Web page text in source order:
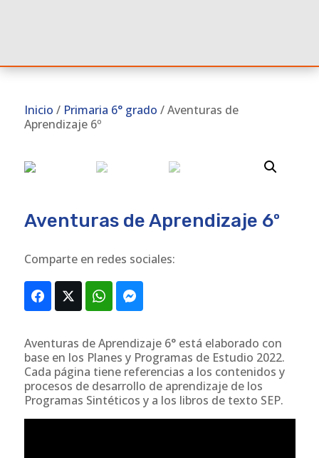
Inicio / Primaria 6° grado / Aventuras de
Aprendizaje 6º
Aventuras de Aprendizaje 6º
Comparte en redes sociales:
Aventuras de Aprendizaje 6° está elaborado con
base en los Planes y Programas de Estudio 2022.
Cada página tiene referencias a los contenidos y
procesos de desarrollo de aprendizaje de los
Programas Sintéticos y a los libros de texto SEP.